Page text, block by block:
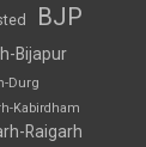
BJP
Bijapur
Durg
Kabirdham
Raigarh